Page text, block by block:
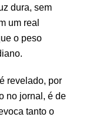
dura, sem
um real
o peso
revelado, por
no jornal, é de
tanto o